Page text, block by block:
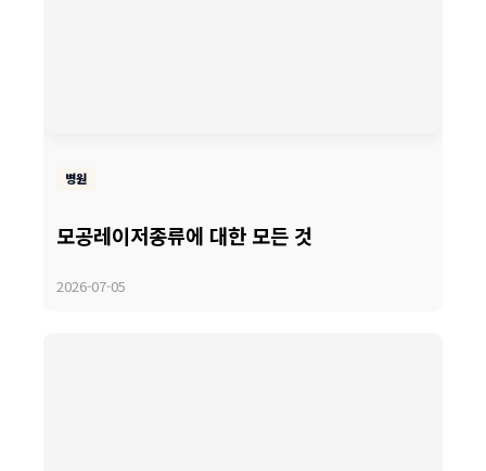
병원
모공레이저종류에 대한 모든 것
2026-07-05